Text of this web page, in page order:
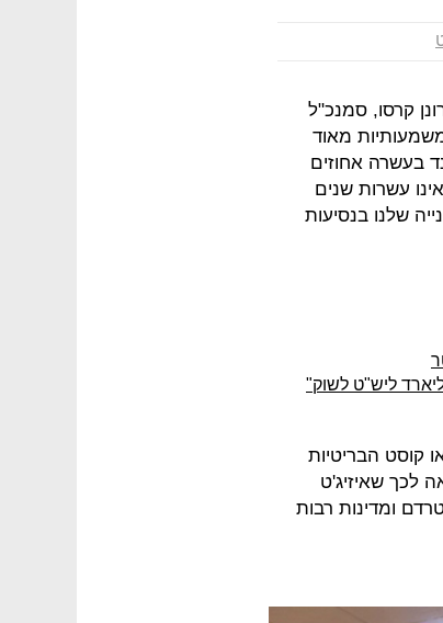
קרסו, סמנכ"ל
מאוד
בעשרה אחוזים
עשרות שנים
הקנייה שלנו בנסיעות
קוסט הבריטיות
לכך שאיזיג'ט
ומדינות רבות